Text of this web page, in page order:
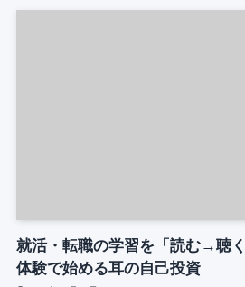
就活・転職の学習を「読む→聴
体験で始める耳の自己投資